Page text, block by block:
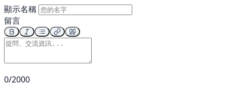
顯示名稱
留言
0/2000